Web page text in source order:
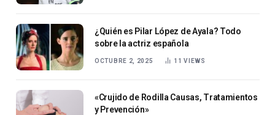
¿Quién es Pilar López de Ayala? Todo
sobre la actriz española
OCTUBRE 2, 2025 11VIEWS
«Crujido de Rodilla Causas, Tratamientos
y Prevención»